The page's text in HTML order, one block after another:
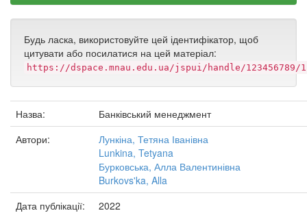
Будь ласка, використовуйте цей ідентифікатор, щоб
цитувати або посилатися на цей матеріал:
https://dspace.mnau.edu.ua/jspui/handle/123456789/
Назва:
Банківський менеджмент
Автори:
Лункіна, Тетяна Іванівна
Lunkina, Tetyana
Бурковська, Алла Валентинівна
Burkovs'ka, Alla
Дата публікації:
2022